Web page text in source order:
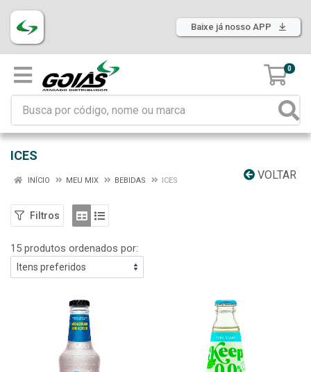
Baixe já nosso APP
0
ICES
VOLTAR
INÍCIO MEU MIX BEBIDAS ICES
Filtros
15 produtos ordenados por: